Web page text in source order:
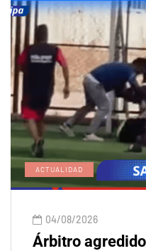
ACTUALIDAD
04/08/2026
Árbitro